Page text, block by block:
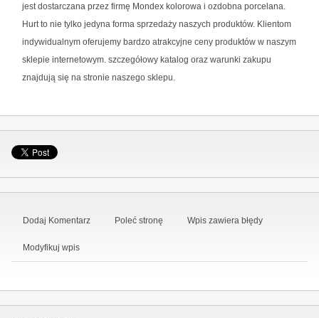
jest dostarczana przez firmę Mondex kolorowa i ozdobna porcelana.
Hurt to nie tylko jedyna forma sprzedaży naszych produktów. Klientom
indywidualnym oferujemy bardzo atrakcyjne ceny produktów w naszym
sklepie internetowym. szczegółowy katalog oraz warunki zakupu
znajdują się na stronie naszego sklepu.
Dodaj Komentarz Poleć stronę Wpis zawiera błędy
Modyfikuj wpis